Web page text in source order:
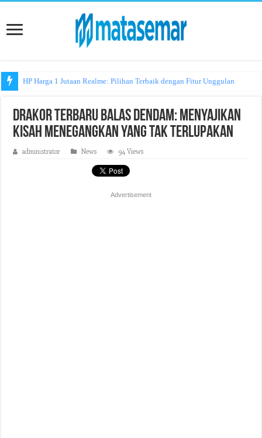
HP Harga 1 Jutaan Realme: Pilihan Terbaik dengan Fitur Unggulan
Drakor Terbaru Balas Dendam: Menyajikan
Kisah Menegangkan yang Tak Terlupakan
administrator News 94 Views
Advertisement